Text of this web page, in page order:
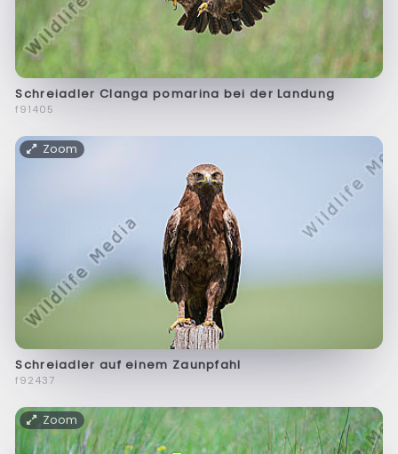
Schreiadler Clanga pomarina bei der Landung
f91405
Zoom
Schreiadler auf einem Zaunpfahl
f92437
Zoom